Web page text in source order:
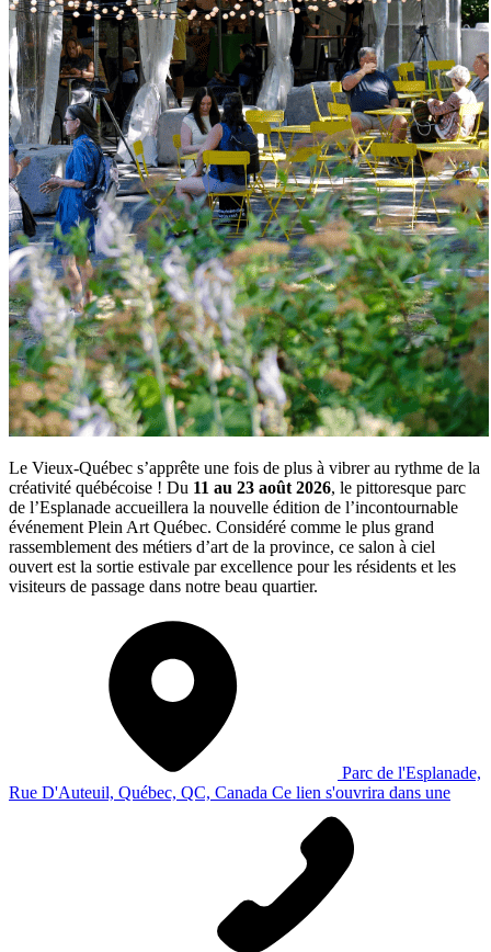
Le Vieux-Québec s’apprête une fois de plus à vibrer au rythme de la
créativité québécoise ! Du 11 au 23 août 2026, le pittoresque parc
de l’Esplanade accueillera la nouvelle édition de l’incontournable
événement Plein Art Québec. Considéré comme le plus grand
rassemblement des métiers d’art de la province, ce salon à ciel
ouvert est la sortie estivale par excellence pour les résidents et les
visiteurs de passage dans notre beau quartier.
Parc de l'Esplanade,
Rue D'Auteuil, Québec, QC, Canada Ce lien s'ouvrira dans une